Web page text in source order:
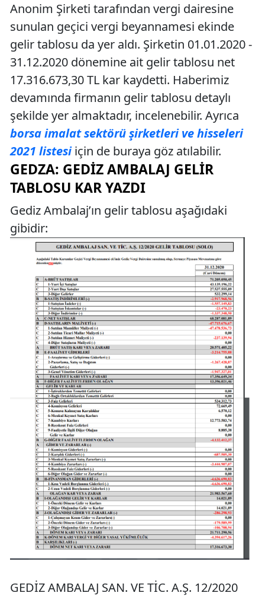
Anonim Şirketi tarafından vergi dairesine
sunulan geçici vergi beyannamesi ekinde
gelir tablosu da yer aldı. Şirketin 01.01.2020 -
31.12.2020 dönemine ait gelir tablosu net
17.316.673,30 TL kar kaydetti. Haberimiz
devamında firmanın gelir tablosu detaylı
şekilde yer almaktadır, incelenebilir. Ayrıca
borsa imalat sektörü şirketleri ve hisseleri
2021 listesiiçin de buraya göz atılabilir.
GEDZA: GEDIZ AMBALAJ GELIR
TABLOSU KAR YAZDI
Gediz Ambalaj’ın gelir tablosu aşağıdaki
gibidir:
GEDİZ AMBALAJ SAN. VE TİC. A.Ş. 12/2020